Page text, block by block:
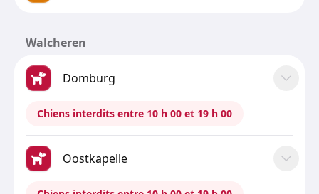
Walcheren
Domburg
Chiens interdits entre 10 h 00 et 19 h 00
Oostkapelle